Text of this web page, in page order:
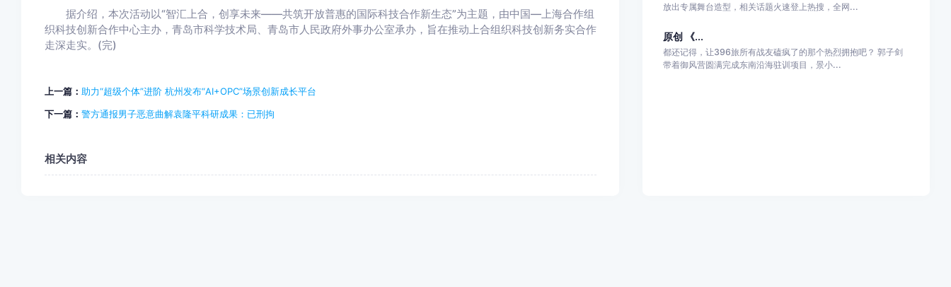
据介绍，本次活动以“智汇上合，创享未来——共筑开放普惠的国际科技合作新生态”为主题，由中国—上海合作组
织科技创新合作中心主办，青岛市科学技术局、青岛市人民政府外事办公室承办，旨在推动上合组织科技创新务实合作
走深走实。(完)
上一篇： 助力“超级个体”进阶 杭州发布“AI+OPC”场景创新成长平台
下一篇： 警方通报男子恶意曲解袁隆平科研成果：已刑拘
相关内容
放出专属舞台造型，相关话题火速登上热搜，全网...
原创 《...
都还记得，让396旅所有战友磕疯了的那个热烈拥抱吧？ 郭子剑
带着御风营圆满完成东南沿海驻训项目，景小...